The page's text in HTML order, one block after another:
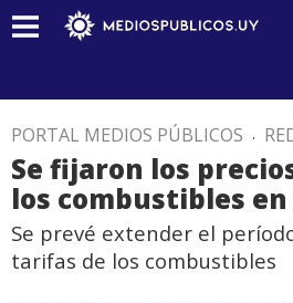
PORTAL MEDIOS PÚBLICOS .
Se fijaron los
los combustibles
Se prevé extender el
tarifas de los combustibles